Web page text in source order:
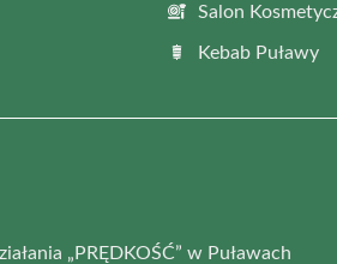
Salon
Kebab Puławy
„PRĘDKOŚĆ” w Puławach